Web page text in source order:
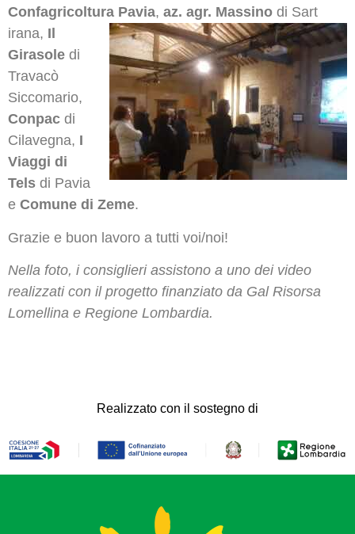
Confagricoltura Pavia, az. agr. Massino di Sart
irana, Il
Girasole di
Travacò
Siccomario,
Conpac di
Cilavegna, I
Viaggi di
Tels di Pavia
e Comune di Zeme.
Grazie e buon lavoro a tutti voi/noi!
Nella foto, i consiglieri assistono a uno dei video
realizzati con il progetto finanziato da Gal Risorsa
Lomellina e Regione Lombardia.
Realizzato con il sostegno di